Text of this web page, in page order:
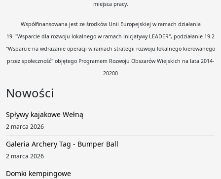
miejsca pracy.
Współfinansowana jest ze środków Unii Europejskiej w ramach działania
19 "Wsparcie dla rozwoju lokalnego w ramach inicjatywy LEADER", podziałanie 19.2
"Wsparcie na wdrażanie operacji w ramach strategii rozwoju lokalnego kierowanego
przez społeczność" objętego Programem Rozwoju Obszarów Wiejskich na lata 2014-
20200
Nowości
Spływy kajakowe Wełną
2 marca 2026
Galeria Archery Tag - Bumper Ball
2 marca 2026
Domki kempingowe